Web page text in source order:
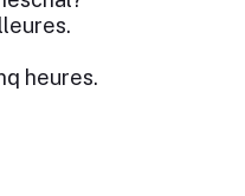
heures.